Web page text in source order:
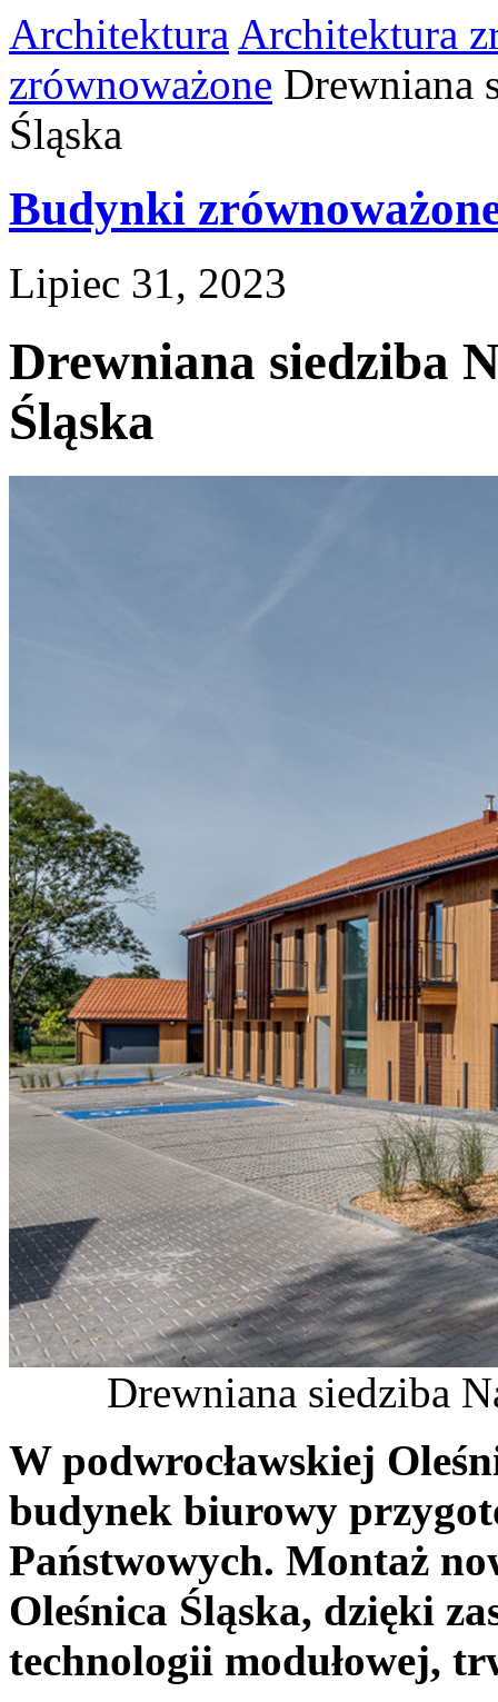
Architektura Architektura
zrównoważone Drewniana
Śląska
Budynki
Lipiec 31, 2023
Drewniana siedziba
Śląska
Drewniana siedziba
W podwrocławskiej
budynek biurowy
Państwowych. Montaż
Oleśnica Śląska, dzięki
technologii modułowej,